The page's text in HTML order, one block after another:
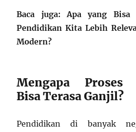
Baca juga: Apa yang Bisa
Pendidikan Kita Lebih
Modern?
Mengapa Proses
Bisa Terasa Ganjil?
Pendidikan di banyak